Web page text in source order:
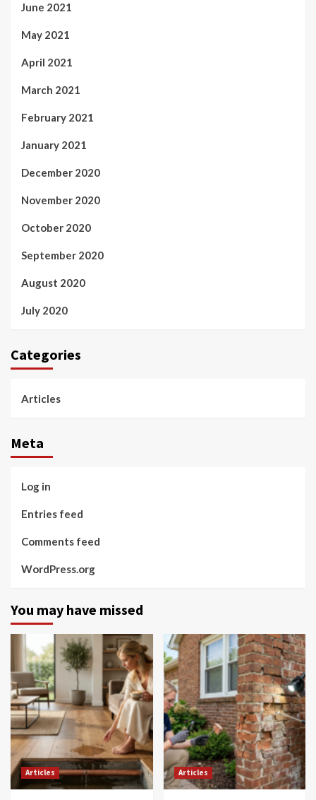
June 2021
May 2021
April 2021
March 2021
February 2021
January 2021
December 2020
November 2020
October 2020
September 2020
August 2020
July 2020
Categories
Articles
Meta
Log in
Entries feed
Comments feed
WordPress.org
You may have missed
Articles Articles